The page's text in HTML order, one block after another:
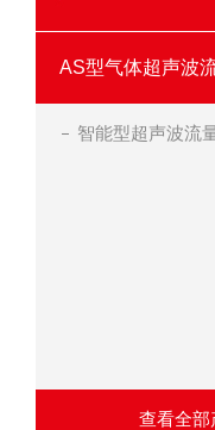
AS型气体超声波
智能型超声波流
查看全部